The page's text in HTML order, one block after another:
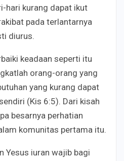
hari kurang dapat ikut
pada terlantarnya
diurus.
keadaan seperti itu
orang-orang yang
yang kurang dapat
(Kis 6:5). Dari kisah
besarnya perhatian
komunitas pertama itu.
Yesus iuran wajib bagi